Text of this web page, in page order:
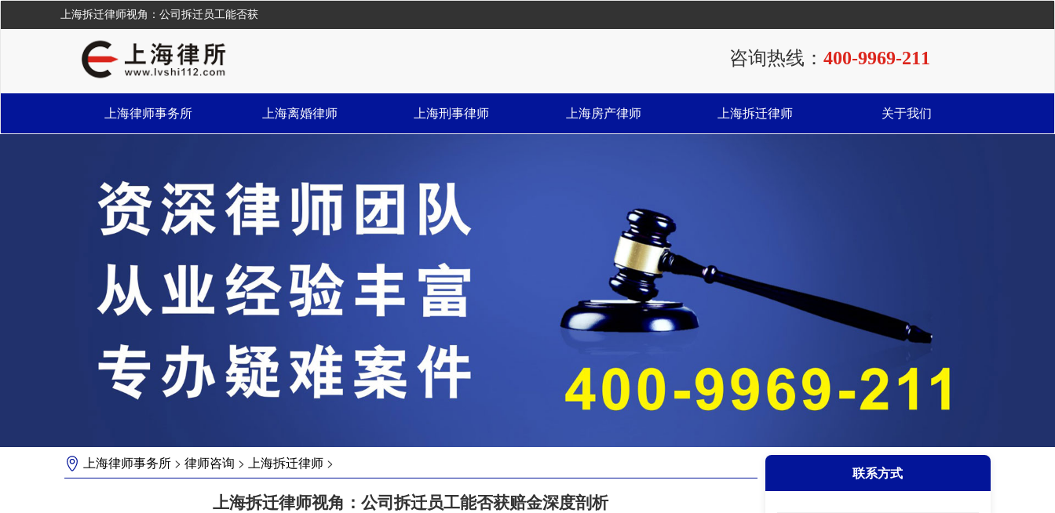
上海拆迁律师视角：公司拆迁员工能否获
咨询热线： 400-9969-211
上海律师事务所 上海离婚律师 上海刑事律师 上海房产律师 上海拆迁律师 关于我们
上海律师事务所 > 律师咨询 > 上海拆迁律师 >
上海拆迁律师视角：公司拆迁员工能否获赔金深度剖析
联系方式